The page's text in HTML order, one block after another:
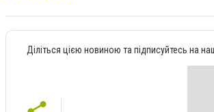
Діліться цією новиною та підписуйтесь на